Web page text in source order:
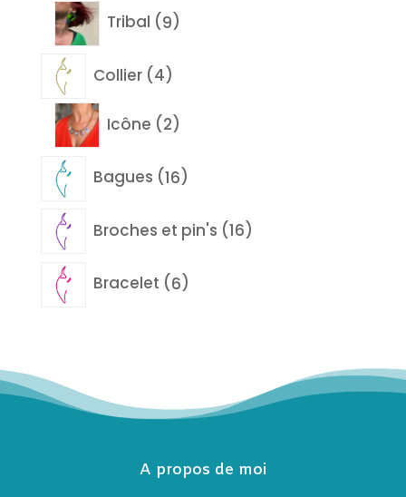
Tribal
99
Collier 44
produits
Icône
22
produits
Bagues 1616
Broches et pin's 1616
produits
Bracelet
66
A propos de moi